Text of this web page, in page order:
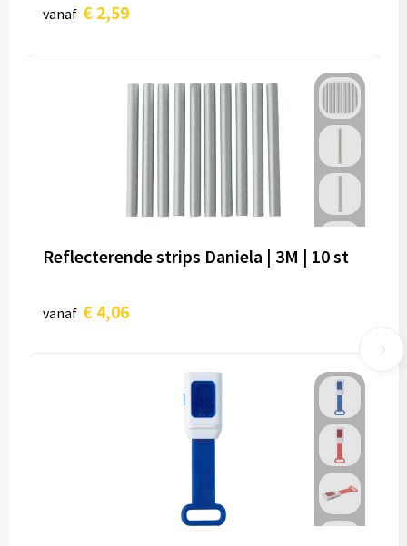
vanaf € 2,59
Reflecterende strips Daniela | 3M | 10 st
vanaf € 4,06